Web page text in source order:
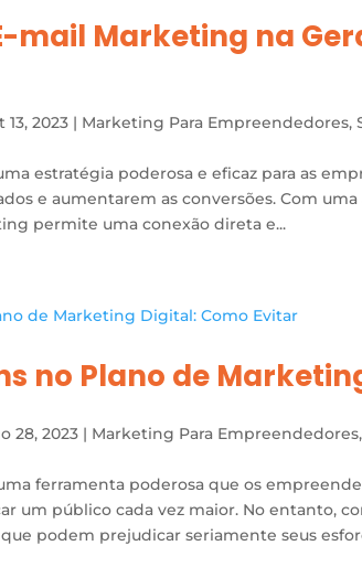
mail Marketing na
13, 2023 | Marketing Para Empreendedores,
estratégia poderosa e eficaz para as
e aumentarem as conversões. Com
permite uma conexão direta e...
no Plano de
28, 2023 | Marketing Para Empreendedores
ferramenta poderosa que os
um público cada vez maior. No entanto,
podem prejudicar seriamente seus